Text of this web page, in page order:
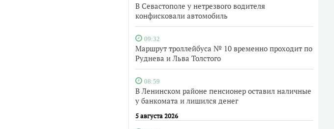
В Севастополе у нетрезвого водителя
конфисковали автомобиль
09:32
Маршрут троллейбуса № 10 временно проходит по
Руднева и Льва Толстого
08:59
В Ленинском районе пенсионер оставил наличные
у банкомата и лишился денег
5 августа 2026